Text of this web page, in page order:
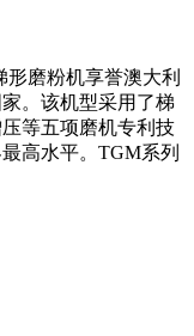
磨粉机享誉澳大利
。该机型采用了梯
等五项磨机专利技
高水平。TGM系列